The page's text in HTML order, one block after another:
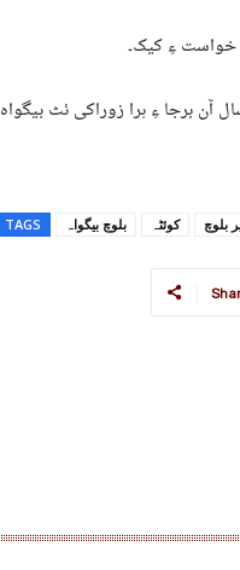
خواست ءِ کیک۔
آن برجا ءِ ہرا زوراکی ئٹ بیگواہ
TAGS بلوچ بیگواہ کوئٹہ بلوچ